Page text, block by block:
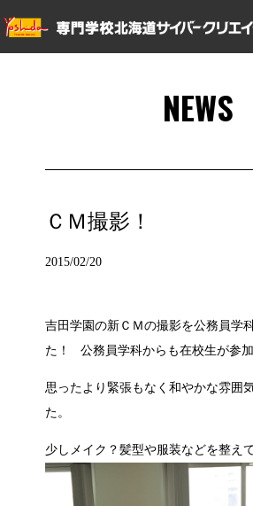
NEWS
ＣＭ撮影！
2015/02/20
吉田学園の新ＣＭの撮影を公務員学
た！ 公務員学科からも在校生が参加
思ったより緊張もなく和やかな雰囲
た。
少しメイク？髪型や服装などを整え